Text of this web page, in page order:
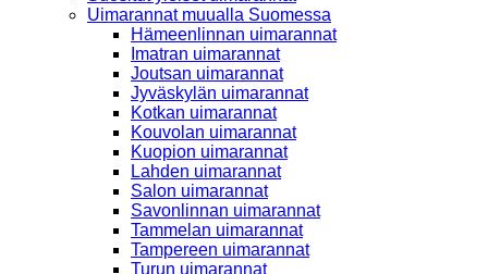
Uimarannat muualla Suomessa
Hämeenlinnan uimarannat
Imatran uimarannat
Joutsan uimarannat
Jyväskylän uimarannat
Kotkan uimarannat
Kouvolan uimarannat
Kuopion uimarannat
Lahden uimarannat
Salon uimarannat
Savonlinnan uimarannat
Tammelan uimarannat
Tampereen uimarannat
Turun uimarannat